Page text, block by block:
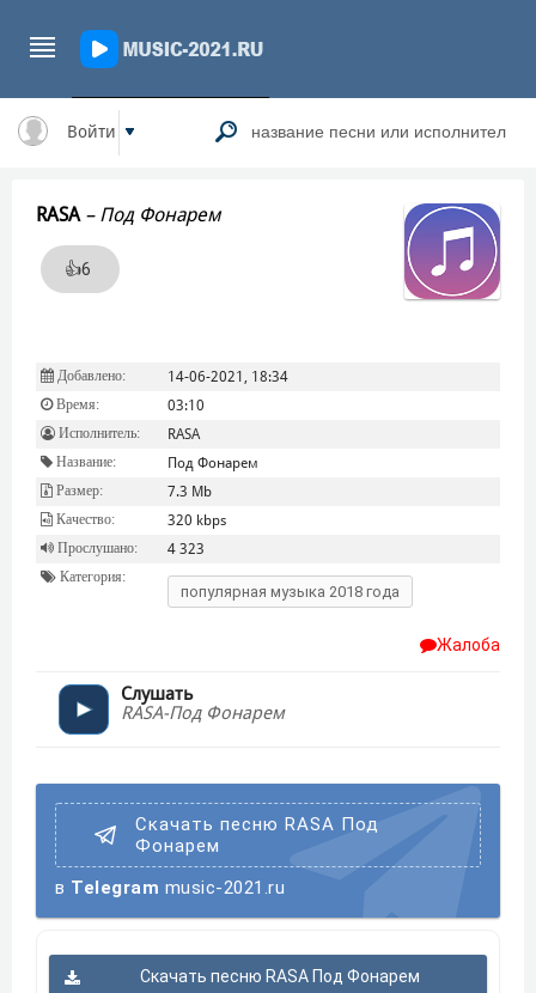
Войти
RASA – Под Фонарем
👍6
Добавлено: 14-06-2021, 18:34
Время: 03:10
Исполнитель: RASA
Название: Под Фонарем
Размер: 7.3 Mb
Качество: 320 kbps
Прослушано: 4 323
Категория:
популярная музыка 2018 года
Жалоба
Слушать
RASA-Под Фонарем
Скачать песню RASA Под
Фонарем
в Telegram music-2021.ru
Скачать песню RASA Под Фонарем